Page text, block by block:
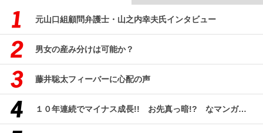
元山口組顧問弁護士・山之内幸夫氏インタビュー
男女の産み分けは可能か？
藤井聡太フィーバーに心配の声
１０年連続でマイナス成長!! お先真っ暗!? なマンガ産業研究